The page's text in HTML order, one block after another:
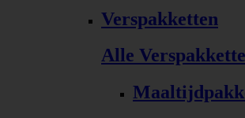
Verspakketten
Alle